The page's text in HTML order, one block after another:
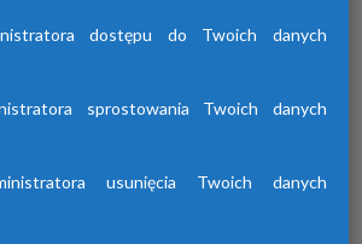
hybrydowe z serii HDB
dostępu do Twoich danych
sprostowania Twoich danych
usunięcia Twoich danych